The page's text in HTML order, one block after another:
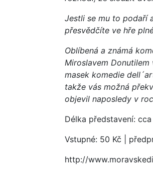
Jestli se mu to podaří
přesvědčíte ve hře
Oblíbená a známá
Miroslavem
masek komedie
takže vás možná
objevil naposledy v
Délka představení:
Vstupné: 50 Kč |
http://